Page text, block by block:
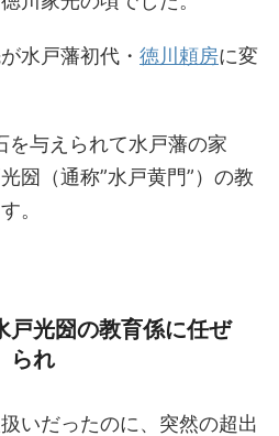
水戸藩初代・ 徳川頼房に変
を与えられて水戸藩の家
圀（通称”水戸黄門”）の教
。
戸光圀の教育係に任ぜ
られ
いだったのに、突然の超出